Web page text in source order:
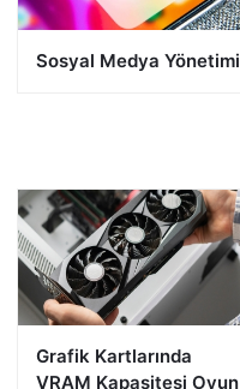
Sosyal Medya Yönetimi
Grafik Kartlarında
VRAM Kapasitesi Oyun